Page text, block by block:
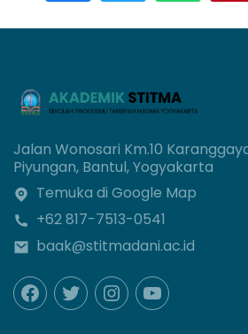
Jalan Wonosari Km.10
Piyungan, Bantul, Yogyakarta
Temuka di Google Map
+62 817-7513-0541
baak@stitmadani.ac.id